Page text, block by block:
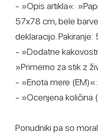
- »Opis artikla«:
57x78 cm, bele
deklaracijo. Pakiranje:
- »Dodatne
»Primerno za stik z
- »Enota mere
- »Ocenjena količina
Ponudniki pa so